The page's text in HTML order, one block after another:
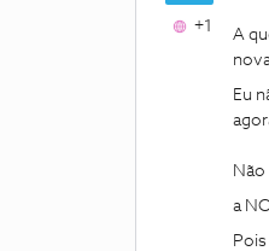
+1
A
Eu
a